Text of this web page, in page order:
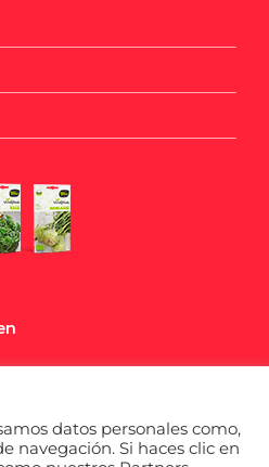
datos personales como,
navegación. Si haces clic en